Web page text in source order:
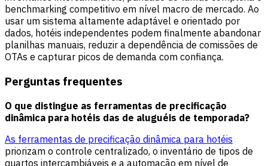
benchmarking competitivo em nível macro de mercado. Ao
usar um sistema altamente adaptável e orientado por
dados, hotéis independentes podem finalmente abandonar
planilhas manuais, reduzir a dependência de comissões de
OTAs e capturar picos de demanda com confiança.
Perguntas frequentes
O que distingue as ferramentas de precificação
dinâmica para hotéis das de aluguéis de temporada?
As ferramentas de precificação dinâmica para hotéis
priorizam o controle centralizado, o inventário de tipos de
quartos intercambiáveis e a automação em nível de